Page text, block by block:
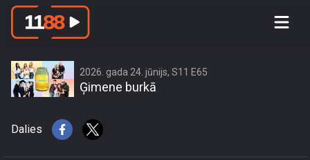
Viesturs Kohs kāzu gadadienā
2026. gada 24. jūnijs, S11 E65
Ģimene burkā
Dalies